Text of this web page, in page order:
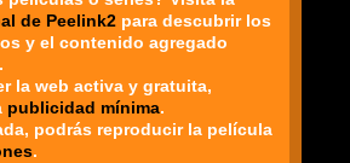
de Peelink2 para descubrir los
y el contenido agregado
la web activa y gratuita,
publicidad mínima.
podrás reproducir la película
.